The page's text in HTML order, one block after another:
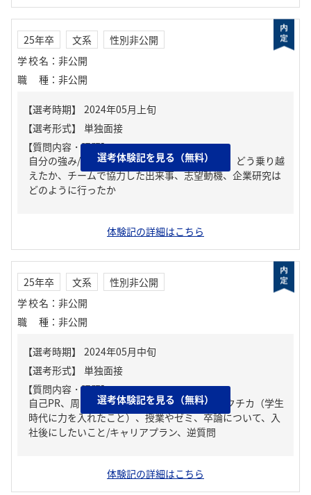
25年卒 文系
性別非公開
学校名 ： 非公開
職種 ： 非公開
【質問内容・課題】
自分の強み/弱み、人生の中で大きな挫折経験。どう乗り越
えたか、チームで協力した出来事、志望動機、企業研究は
どのように行ったか
選考体験記を見る（無料）
体験記の詳細はこちら
25年卒 文系
性別非公開
学校名 ： 非公開
職種 ： 非公開
【質問内容・課題】
自己PR、周りからどんな人といわれる？、ガクチカ（学生
時代に力を入れたこと）、授業やゼミ、卒論について、入
社後にしたいこと/キャリアプラン、逆質問
選考体験記を見る（無料）
体験記の詳細はこちら